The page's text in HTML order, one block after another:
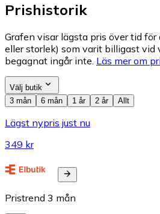
Prishistorik
Grafen visar lägsta pris över tid
eller storlek) som varit billigast vid
begagnat ingår inte. Läs mer om
Välj butik
3 mån
6 mån 1 år 2 år Allt
Lägst nypris just nu
349 kr
Pristrend 3 mån